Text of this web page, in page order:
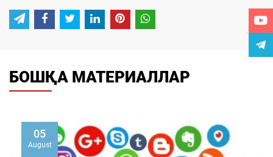
БОШҚА МАТЕРИАЛЛАР
05
August